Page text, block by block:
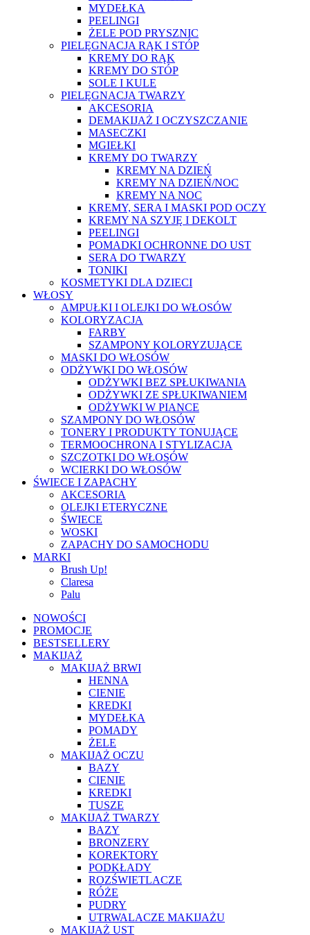
MYDEŁKA
PEELINGI
ŻELE POD PRYSZNIC
PIELĘGNACJA RĄK I STÓP
KREMY DO RĄK
KREMY DO STÓP
SOLE I KULE
PIELĘGNACJA TWARZY
AKCESORIA
DEMAKIJAŻ I OCZYSZCZANIE
MASECZKI
MGIEŁKI
KREMY DO TWARZY
KREMY NA DZIEŃ
KREMY NA DZIEŃ/NOC
KREMY NA NOC
KREMY, SERA I MASKI POD OCZY
KREMY NA SZYJĘ I DEKOLT
PEELINGI
POMADKI OCHRONNE DO UST
SERA DO TWARZY
TONIKI
KOSMETYKI DLA DZIECI
WŁOSY
AMPUŁKI I OLEJKI DO WŁOSÓW
KOLORYZACJA
FARBY
SZAMPONY KOLORYZUJĄCE
MASKI DO WŁOSÓW
ODŻYWKI DO WŁOSÓW
ODŻYWKI BEZ SPŁUKIWANIA
ODŻYWKI ZE SPŁUKIWANIEM
ODŻYWKI W PIANCE
SZAMPONY DO WŁOSÓW
TONERY I PRODUKTY TONUJĄCE
TERMOOCHRONA I STYLIZACJA
SZCZOTKI DO WŁOSÓW
WCIERKI DO WŁOSÓW
ŚWIECE I ZAPACHY
AKCESORIA
OLEJKI ETERYCZNE
ŚWIECE
WOSKI
ZAPACHY DO SAMOCHODU
MARKI
Brush Up!
Claresa
Palu
NOWOŚCI
PROMOCJE
BESTSELLERY
MAKIJAŻ
MAKIJAŻ BRWI
HENNA
CIENIE
KREDKI
MYDEŁKA
POMADY
ŻELE
MAKIJAŻ OCZU
BAZY
CIENIE
KREDKI
TUSZE
MAKIJAŻ TWARZY
BAZY
BRONZERY
KOREKTORY
PODKŁADY
ROZŚWIETLACZE
RÓŻE
PUDRY
UTRWALACZE MAKIJAŻU
MAKIJAŻ UST